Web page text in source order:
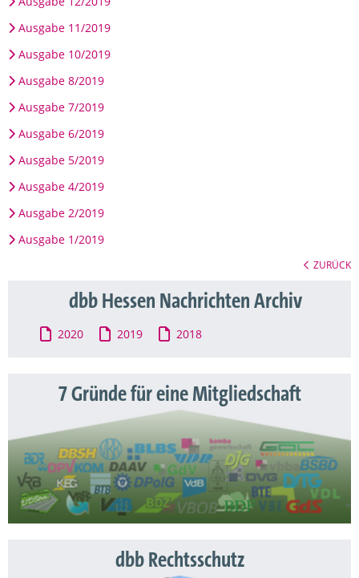
Ausgabe 11/2019
Ausgabe 10/2019
Ausgabe 8/2019
Ausgabe 7/2019
Ausgabe 6/2019
Ausgabe 5/2019
Ausgabe 4/2019
Ausgabe 2/2019
Ausgabe 1/2019
ZURÜCK
dbb Hessen Nachrichten Archiv
2020 2019 2018
7 Gründe für eine Mitgliedschaft
dbb Rechtsschutz